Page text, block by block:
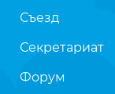
Съезд
Секретариат
Форум